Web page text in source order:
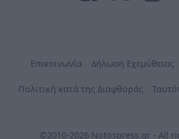
Επικοινωνία Δήλωση Εχεμύθειας
Πολιτική κατά της Διαφθοράς
©2010-2026 Notospress.gr - All